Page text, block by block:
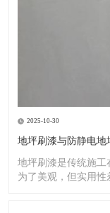
2025-10-30
地坪刷漆与防静电地
地坪刷漆是传统施
为了美观，但实用